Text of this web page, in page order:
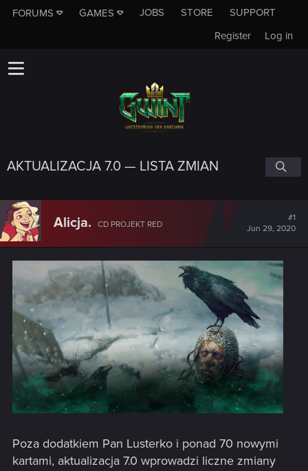
FORUMS GAMES JOBS STORE
SUPPORT
Log in
Register
AKTUALIZACJA 7.0 — LISTA ZMIAN
Alicja. CD PROJEKT RED
#1
Jun 29, 2020
Poza dodatkiem Pan Lusterko i ponad 70 nowymi
kartami, aktualizacja 7.0 wprowadzi liczne zmiany